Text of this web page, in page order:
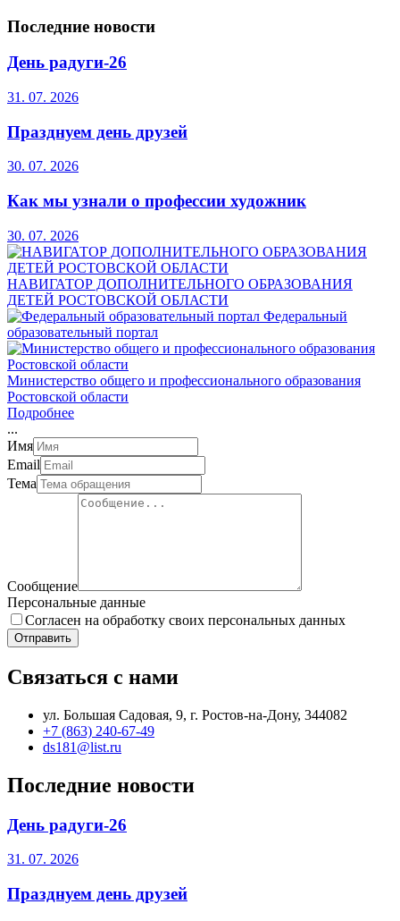
Последние новости
День радуги-26
31. 07. 2026
Празднуем день друзей
30. 07. 2026
Как мы узнали о профессии художник
30. 07. 2026
НАВИГАТОР ДОПОЛНИТЕЛЬНОГО ОБРАЗОВАНИЯ
ДЕТЕЙ РОСТОВСКОЙ ОБЛАСТИ
Федеральный
образовательный портал
Министерство общего и профессионального образования
Ростовской области
Подробнее
...
Имя
Email
Тема
Сообщение
Персональные данные
Согласен на обработку своих персональных данных
Отправить
Связаться с нами
ул. Большая Садовая, 9, г. Ростов-на-Дону, 344082
+7 (863) 240-67-49
ds181@list.ru
Последние новости
День радуги-26
31. 07. 2026
Празднуем день друзей